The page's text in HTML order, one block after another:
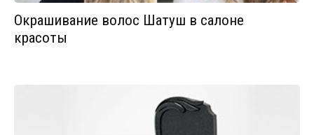
Окрашивание волос Шатуш в салоне
красоты